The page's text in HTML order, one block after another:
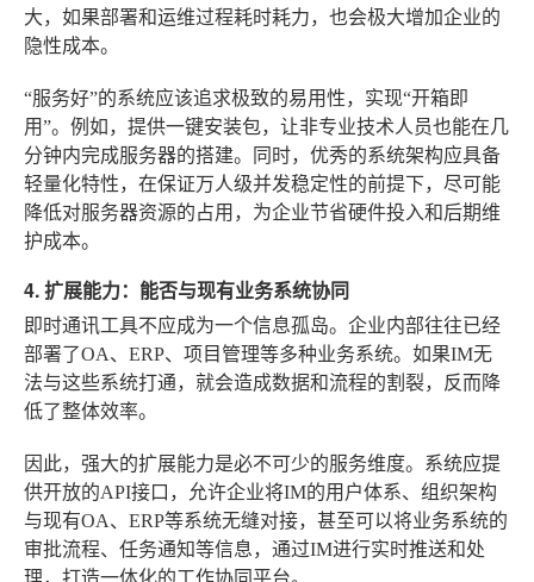
大，如果部署和运维过程耗时耗力，也会极大增加企业的
隐性成本。
“服务好”的系统应该追求极致的易用性，实现“开箱即
用”。例如，提供一键安装包，让非专业技术人员也能在几
分钟内完成服务器的搭建。同时，优秀的系统架构应具备
轻量化特性，在保证万人级并发稳定性的前提下，尽可能
降低对服务器资源的占用，为企业节省硬件投入和后期维
护成本。
4. 扩展能力：能否与现有业务系统协同
即时通讯工具不应成为一个信息孤岛。企业内部往往已经
部署了OA、ERP、项目管理等多种业务系统。如果IM无
法与这些系统打通，就会造成数据和流程的割裂，反而降
低了整体效率。
因此，强大的扩展能力是必不可少的服务维度。系统应提
供开放的API接口，允许企业将IM的用户体系、组织架构
与现有OA、ERP等系统无缝对接，甚至可以将业务系统的
审批流程、任务通知等信息，通过IM进行实时推送和处
理，打造一体化的工作协同平台。